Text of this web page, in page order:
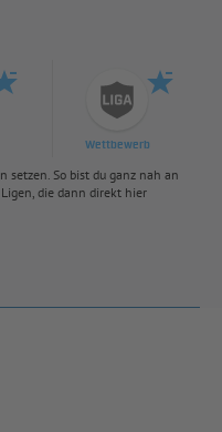
Wettbewerb
setzen. So bist du ganz nah an
die dann direkt hier